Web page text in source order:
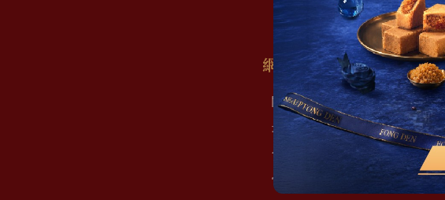
免運優惠
網站地圖
關於我們
最新消息
會員權益
常見問題